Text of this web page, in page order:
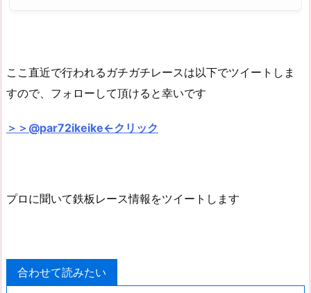
ここ直近で行われるガチガチレースは以下でツイートしま
すので、フォローして頂けると幸いです
＞＞@par72ikeike←クリック
プロに聞いて鉄板レース情報をツイートします
合わせて読みたい